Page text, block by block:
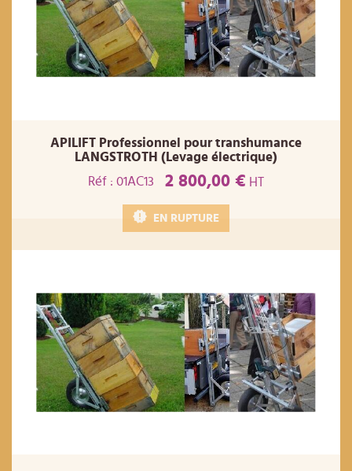
APILIFT Professionnel pour transhumance
LANGSTROTH (Levage électrique)
Réf : 01AC13
2 800,00 € HT
EN RUPTURE